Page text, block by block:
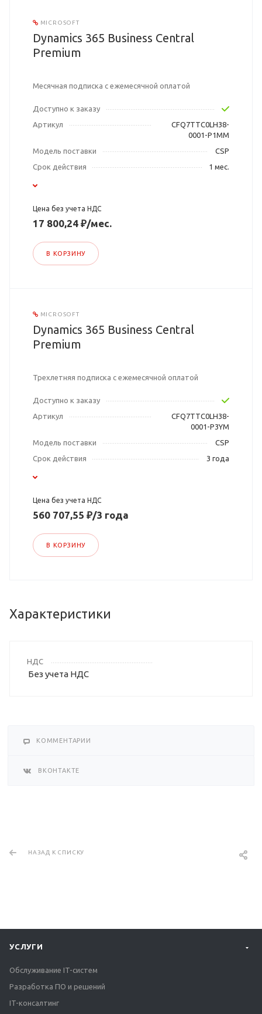
MICROSOFT
Dynamics 365 Business Central
Premium
Месячная подписка с ежемесячной оплатой
Доступно к заказу
Артикул
CFQ7TTC0LH38-
0001-P1MM
Модель поставки
CSP
Срок действия
1 мес.
Цена без учета НДС
17 800,24 ₽/мес.
В КОРЗИНУ
MICROSOFT
Dynamics 365 Business Central
Premium
Трехлетняя подписка с ежемесячной оплатой
Доступно к заказу
Артикул
CFQ7TTC0LH38-
0001-P3YM
Модель поставки
CSP
Срок действия
3 года
Цена без учета НДС
560 707,55 ₽/3 года
В КОРЗИНУ
Характеристики
НДС
Без учета НДС
КОММЕНТАРИИ
ВКОНТАКТЕ
НАЗАД К СПИСКУ
УСЛУГИ
Обслуживание IT-систем
Разработка ПО и решений
IT-консалтинг